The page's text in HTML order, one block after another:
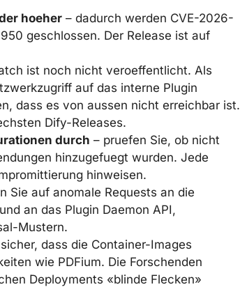
hoeher – dadurch werden CVE-2026-
geschlossen. Der Release ist auf
ist noch nicht veroeffentlicht. Als
auf das interne Plugin
dass es von aussen nicht erreichbar ist.
Dify-Releases.
durch – pruefen Sie, ob nicht
hinzugefuegt wurden. Jede
hinweisen.
Sie auf anomale Requests an die
und an das Plugin Daemon API,
Mustern.
dass die Container-Images
wie PDFium. Die Forschenden
Deployments «blinde Flecken»